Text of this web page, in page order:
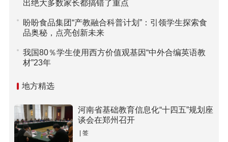
出绝大多数家长都搞错了重点
盼盼食品集团“产教融合科普计划”：引领学生探索食
品奥秘，点亮创新未来
我国80％学生使用西方价值观基因“中外合编英语教
材”23年
地方精选
河南省基础教育信息化“十四五”规划座
谈会在郑州召开
| 签